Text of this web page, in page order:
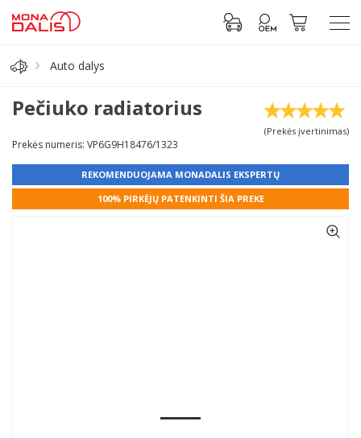
Antifrizas
Auto dalys
Pečiuko radiatorius
(Prekės įvertinimas)
Prekės numeris: VP6G9H18476/1323
REKOMENDUOJAMA MONADALIS EKSPERTŲ
100% PIRKĖJŲ PATENKINTI ŠIA PREKE